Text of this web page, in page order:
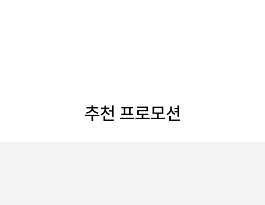
추천 프로모션